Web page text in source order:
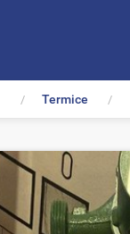
Termice